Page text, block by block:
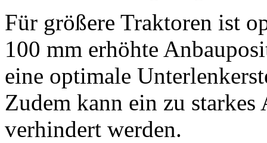
Für größere Traktoren ist
100 mm erhöhte
eine optimale
Zudem kann ein zu
verhindert werden.